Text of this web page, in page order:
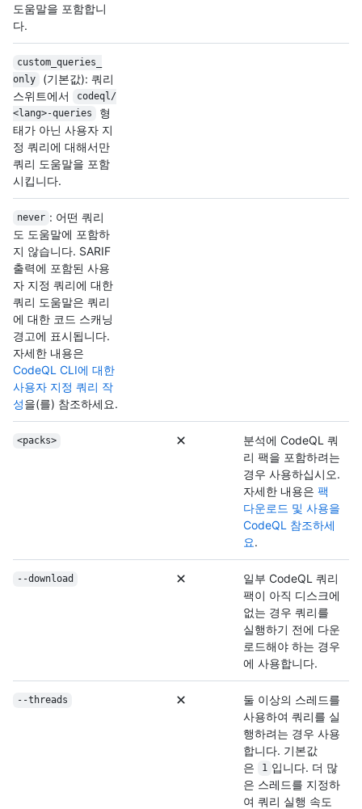
도움말을 포함합니
다.
custom_queries_
only
(기본값): 쿼리
스위트에서
codeql/
<lang>-queries
형
태가 아닌 사용자 지
정 쿼리에 대해서만
쿼리 도움말을 포함
시킵니다.
never : 어떤 쿼리
도 도움말에 포함하
지 않습니다. SARIF
출력에 포함된 사용
자 지정 쿼리에 대한
쿼리 도움말은 쿼리
에 대한 코드 스캐닝
경고에 표시됩니다.
자세한 내용은
CodeQL CLI에 대한
사용자 지정 쿼리 작
성을(를) 참조하세요.
<packs>
분석에 CodeQL 쿼
리 팩을 포함하려는
경우 사용하십시오.
자세한 내용은 팩
다운로드 및 사용을
CodeQL 참조하세
요.
--download
일부 CodeQL 쿼리
팩이 아직 디스크에
없는 경우 쿼리를
실행하기 전에 다운
로드해야 하는 경우
에 사용합니다.
--threads
둘 이상의 스레드를
사용하여 쿼리를 실
행하려는 경우 사용
합니다. 기본값
은
1 입니다. 더 많
은 스레드를 지정하
여 쿼리 실행 속도